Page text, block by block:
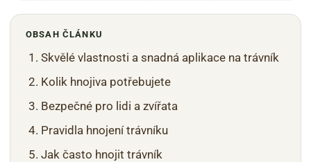
OBSAH ČLÁNKU
Skvělé vlastnosti a snadná aplikace na trávník
Kolik hnojiva potřebujete
Bezpečné pro lidi a zvířata
Pravidla hnojení trávníku
Jak často hnojit trávník